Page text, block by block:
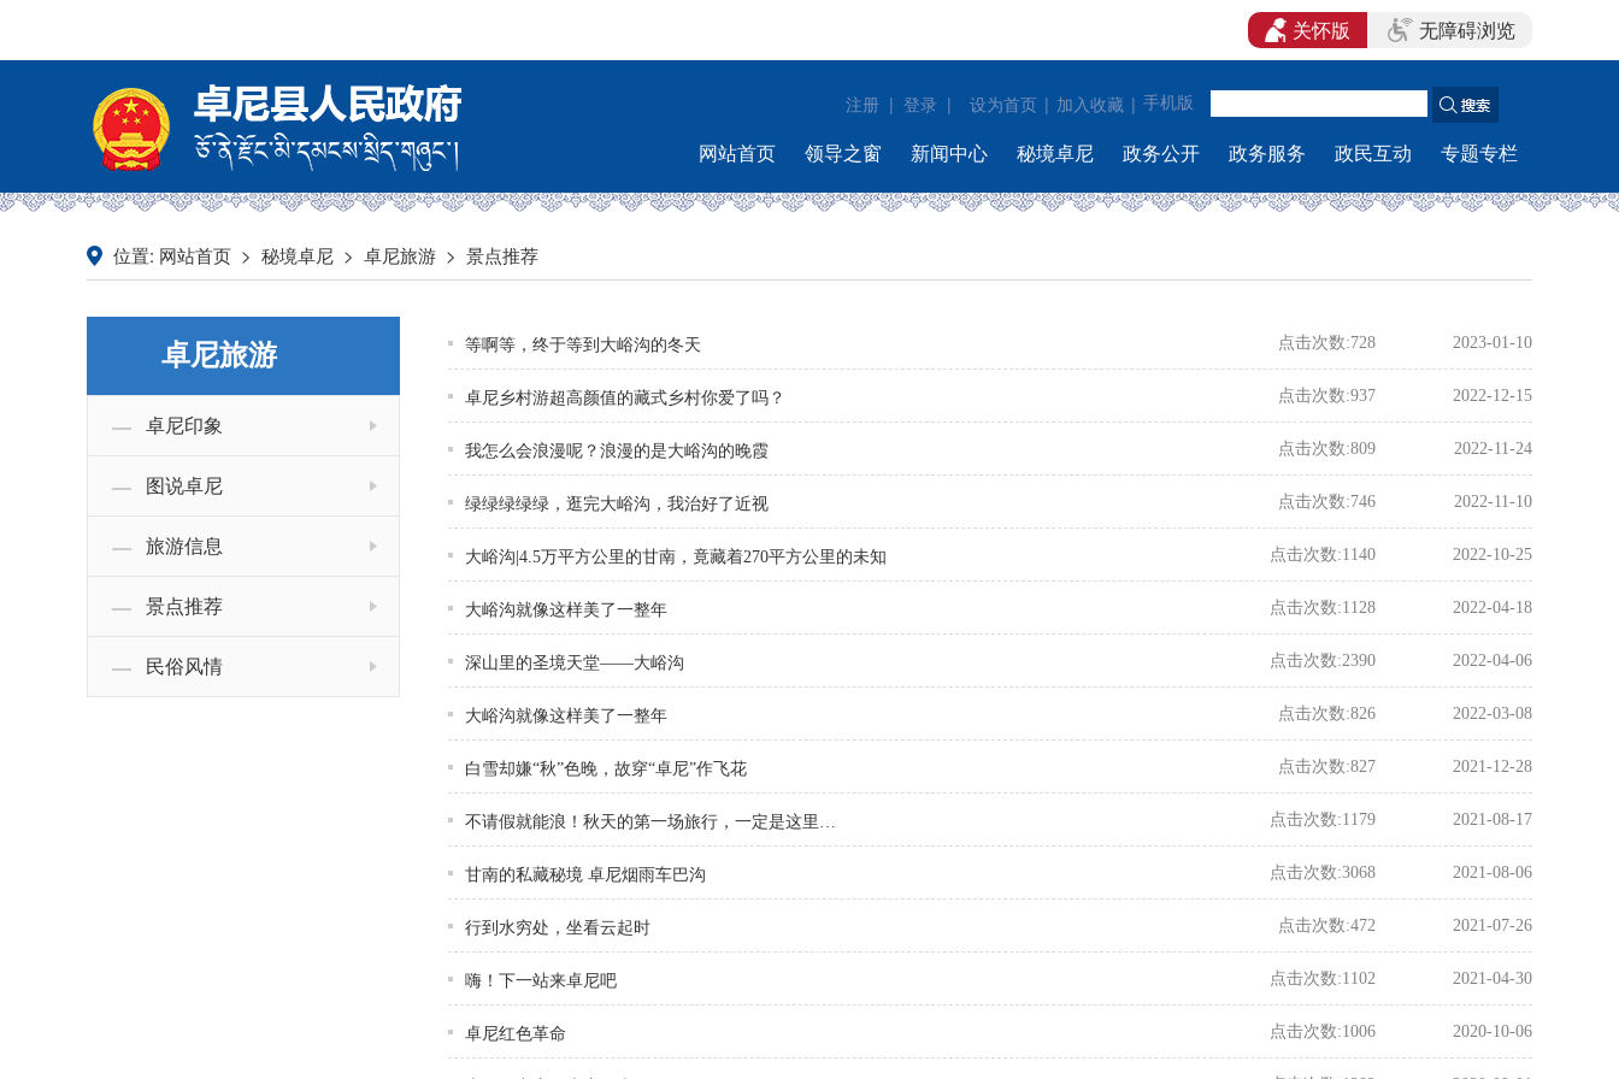
注册 | 登录 | 设为首页 | 加入收藏 | 手机版
网站首页 领导之窗 新闻中心 秘境卓尼 政务公开 政务服务 政民互动 专题专栏
位置: 网站首页 > 秘境卓尼 > 卓尼旅游 > 景点推荐
卓尼旅游
卓尼印象
图说卓尼
旅游信息
景点推荐
民俗风情
等啊等，终于等到大峪沟的冬天 点击次数:728 2023-01-10
卓尼乡村游超高颜值的藏式乡村你爱了吗？ 点击次数:937 2022-12-15
我怎么会浪漫呢？浪漫的是大峪沟的晚霞 点击次数:809 2022-11-24
绿绿绿绿绿，逛完大峪沟，我治好了近视 点击次数:746 2022-11-10
大峪沟|4.5万平方公里的甘南，竟藏着270平方公里的未知 点击次数:1140 2022-10-25
大峪沟就像这样美了一整年 点击次数:1128 2022-04-18
深山里的圣境天堂——大峪沟 点击次数:2390 2022-04-06
大峪沟就像这样美了一整年 点击次数:826 2022-03-08
白雪却嫌“秋”色晚，故穿“卓尼”作飞花 点击次数:827 2021-12-28
不请假就能浪！秋天的第一场旅行，一定是这里… 点击次数:1179 2021-08-17
甘南的私藏秘境 卓尼烟雨车巴沟 点击次数:3068 2021-08-06
行到水穷处，坐看云起时 点击次数:472 2021-07-26
嗨！下一站来卓尼吧 点击次数:1102 2021-04-30
卓尼红色革命 点击次数:1006 2020-10-06
关怀版 无障碍浏览